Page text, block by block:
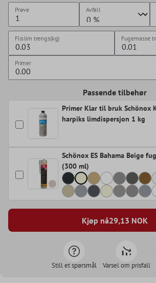
Prøve Avfall
Flislim trengs(kg) Fugemasse
Primer
Passende tilbehør
Primer Klar til bruk Schönox
harpiks limdispersjon 1 kg
Schönox ES Bahama Beige
(300 ml)
Kjøp nå29,13 NOK
Still et spørsmål Varsel om prisfall